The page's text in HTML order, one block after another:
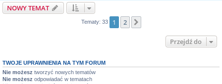
NOWY TEMAT
Tematy: 33 1 2
Przejdź do
TWOJE UPRAWNIENIA NA TYM FORUM
Nie możesz tworzyć nowych tematów
Nie możesz odpowiadać w tematach